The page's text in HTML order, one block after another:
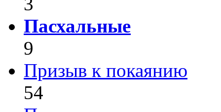
Пасхальные
9
Призыв к покаянию
54